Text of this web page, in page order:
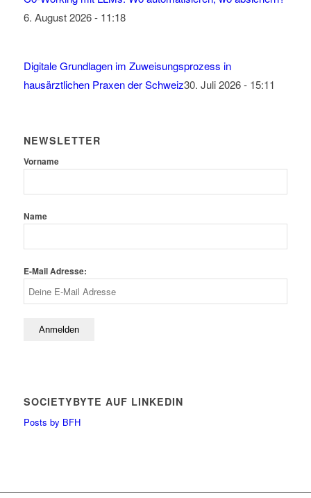
6. August 2026 - 11:18
Digitale Grundlagen im Zuweisungsprozess in
hausärztlichen Praxen der Schweiz30. Juli 2026 - 15:11
NEWSLETTER
Vorname
Name
E-Mail Adresse:
SOCIETYBYTE AUF LINKEDIN
Posts by BFH